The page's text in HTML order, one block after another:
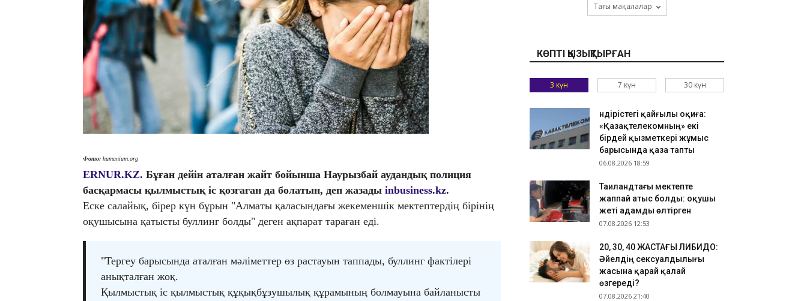
Фото: humanium.org
ERNUR.KZ. Бұған дейін аталған жайт бойынша Наурызбай аудандық полиция
басқармасы қылмыстық іс қозғаған да болатын, деп жазады inbusiness.kz.
Еске салайық, бірер күн бұрын "Алматы қаласындағы жекеменшік мектептердің бірінің
оқушысына қатысты буллинг болды" деген ақпарат тараған еді.
"Тергеу барысында аталған мәліметтер өз растауын таппады, буллинг фактілері
анықталған жоқ.
Қылмыстық іс қылмыстық құқықбұзушылық құрамының болмауына байланысты
Қазақстандық Дияр Нұрғожай UFC турнирінде
қарсыласын нокаутпен жеңді
"Қазақстан халқына" қорының білім грантына
кімдер үміткер бола алады
09.08.2026 11:21
Қырғызстандағы Жеңіс шыңында қаза тапқан
ресейлік әйелдің денесін төменге түсіру мүмкін
09.08.2026 10:57
Отбасы банк талаптарды жеңілдетті: енді ескі
үйлерді де кепілге қоюға болады
09.08.2026 10:27
Түркия Қара теңіздегі ресейлік және украиналық
шабуылдардың көбеюіне байланысты сауда
кемелерінің қозғалысына шектеу енгізіп жатыр.
Тағы мақалалар
КӨПТІ ҚЫЗЫҚТЫРҒАН
3 күн 7 күн 30 күн
Өндірістегі қайғылы оқиға:
«Қазақтелекомның» екі
бірдей қызметкері жұмыс
барысында қаза тапты
06.08.2026 18:59
Таиландтағы мектепте
жаппай атыс болды: оқушы
жеті адамды өлтірген
07.08.2026 12:53
​20, 30, 40 ЖАСТАҒЫ ЛИБИДО:
Әйелдің сексуалдылығы
жасына қарай қалай
өзгереді?
07.08.2026 21:40